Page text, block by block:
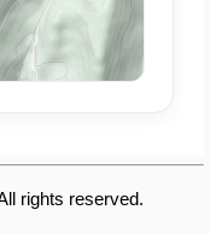
rights reserved.